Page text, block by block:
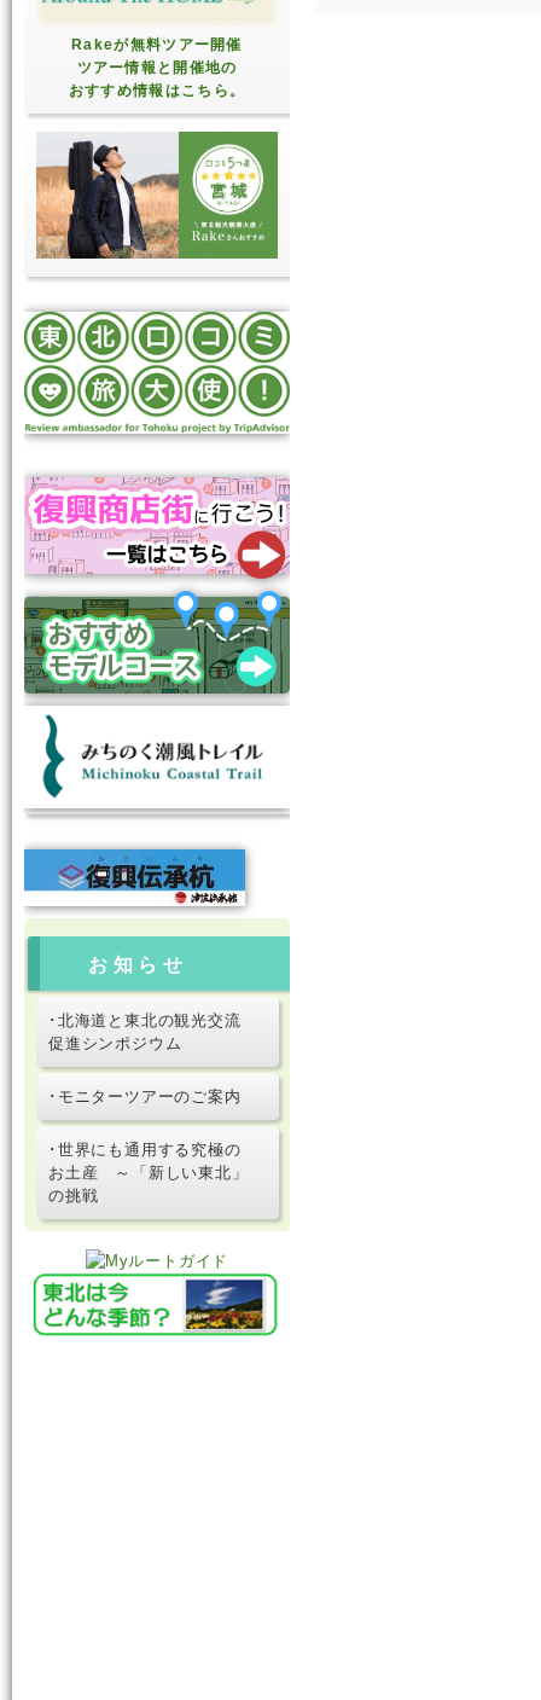
Rakeが無料ツアー開催
ツアー情報と開催地の
おすすめ情報はこちら。
お知らせ
･北海道と東北の観光交流
促進シンポジウム
･モニターツアーのご案内
･世界にも通用する究極の
お土産 ～「新しい東北」
の挑戦